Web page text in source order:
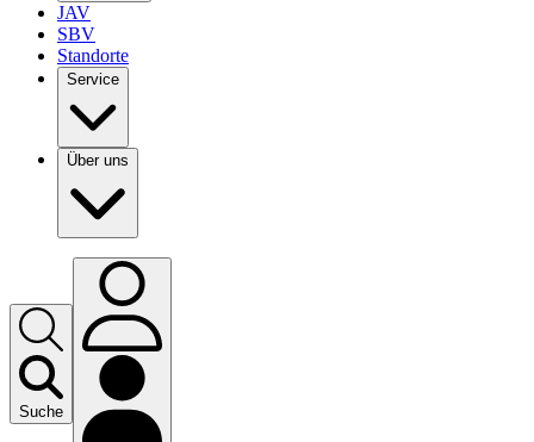
JAV
SBV
Standorte
Service
Über uns
Suche